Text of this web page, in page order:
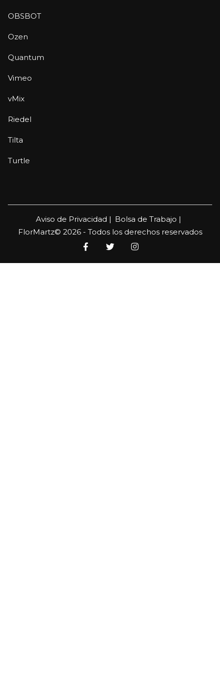
OBSBOT
Ozen
Quantum
Vimeo
vMix
Riedel
Tilta
Turtle
Aviso de Privacidad | Bolsa de Trabajo |
FlorMartz© 2026 - Todos los derechos reservados